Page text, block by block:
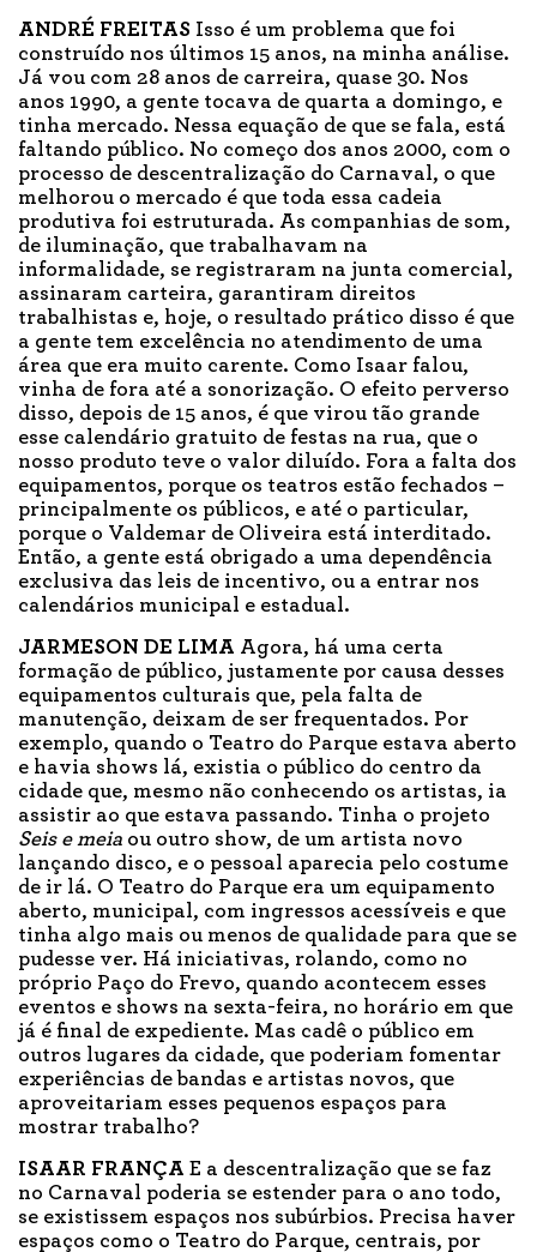
ANDRÉ FREITAS Isso é um problema que foi
construído nos últimos 15 anos, na minha análise.
Já vou com 28 anos de carreira, quase 30. Nos
anos 1990, a gente tocava de quarta a domingo, e
tinha mercado. Nessa equação de que se fala, está
faltando público. No começo dos anos 2000, com o
processo de descentralização do Carnaval, o que
melhorou o mercado é que toda essa cadeia
produtiva foi estruturada. As companhias de som,
de iluminação, que trabalhavam na
informalidade, se registraram na junta comercial,
assinaram carteira, garantiram direitos
trabalhistas e, hoje, o resultado prático disso é que
a gente tem excelência no atendimento de uma
área que era muito carente. Como Isaar falou,
vinha de fora até a sonorização. O efeito perverso
disso, depois de 15 anos, é que virou tão grande
esse calendário gratuito de festas na rua, que o
nosso produto teve o valor diluído. Fora a falta dos
equipamentos, porque os teatros estão fechados –
principalmente os públicos, e até o particular,
porque o Valdemar de Oliveira está interditado.
Então, a gente está obrigado a uma dependência
exclusiva das leis de incentivo, ou a entrar nos
calendários municipal e estadual.
JARMESON DE LIMA Agora, há uma certa
formação de público, justamente por causa desses
equipamentos culturais que, pela falta de
manutenção, deixam de ser frequentados. Por
exemplo, quando o Teatro do Parque estava aberto
e havia shows lá, existia o público do centro da
cidade que, mesmo não conhecendo os artistas, ia
assistir ao que estava passando. Tinha o projeto
Seis e meia ou outro show, de um artista novo
lançando disco, e o pessoal aparecia pelo costume
de ir lá. O Teatro do Parque era um equipamento
aberto, municipal, com ingressos acessíveis e que
tinha algo mais ou menos de qualidade para que se
pudesse ver. Há iniciativas, rolando, como no
próprio Paço do Frevo, quando acontecem esses
eventos e shows na sexta-feira, no horário em que
já é final de expediente. Mas cadê o público em
outros lugares da cidade, que poderiam fomentar
experiências de bandas e artistas novos, que
aproveitariam esses pequenos espaços para
mostrar trabalho?
ISAAR FRANÇA E a descentralização que se faz
no Carnaval poderia se estender para o ano todo,
se existissem espaços nos subúrbios. Precisa haver
espaços como o Teatro do Parque, centrais, por